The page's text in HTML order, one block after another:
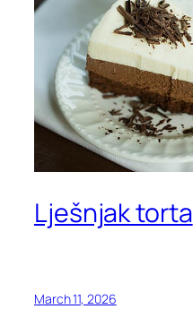
Lješnjak torta
March 11, 2026